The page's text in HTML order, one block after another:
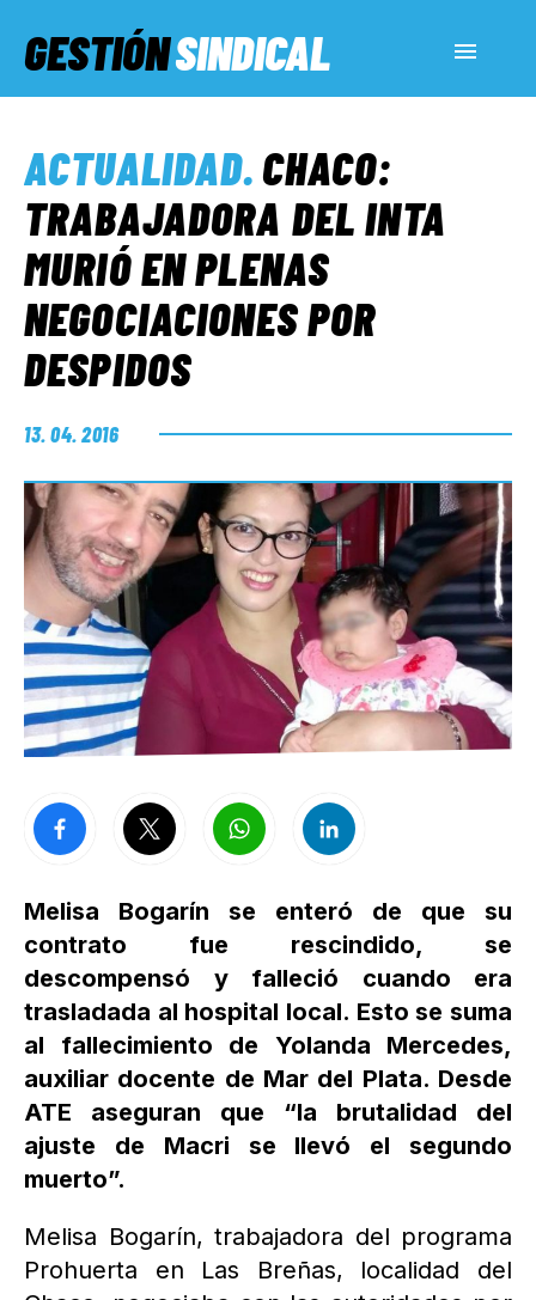
GESTIÓNSINDICAL
SERVICIOS SOCIALES
INFORMES ESPECIALES
FUERA DE MEGÁFONO
EL LADO «G»
ACTUALIDAD.CHACO:
TRABAJADORA DEL INTA
MURIÓ EN PLENAS
NEGOCIACIONES POR
DESPIDOS
13. 04. 2016
Melisa Bogarín se enteró de que su
contrato fue rescindido, se
descompensó y falleció cuando era
trasladada al hospital local. Esto se suma
al fallecimiento de Yolanda Mercedes,
auxiliar docente de Mar del Plata. Desde
ATE aseguran que “la brutalidad del
ajuste de Macri se llevó el segundo
muerto”.
Melisa Bogarín, trabajadora del programa
Prohuerta en Las Breñas, localidad del